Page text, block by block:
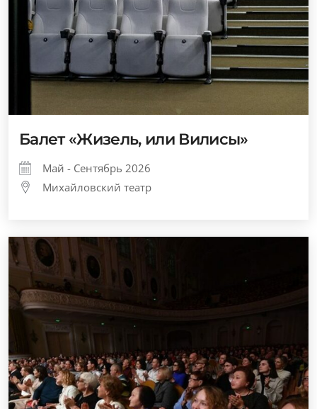
Балет «Жизель, или Вилисы»
Май - Сентябрь 2026
Михайловский театр